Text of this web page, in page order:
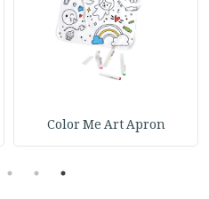
Color Me Art Apron
1
2
3